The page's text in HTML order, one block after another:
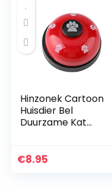
Hinzonek Cartoon
Huisdier Bel
Duurzame Kat
Speelgoed Voor
€8.95